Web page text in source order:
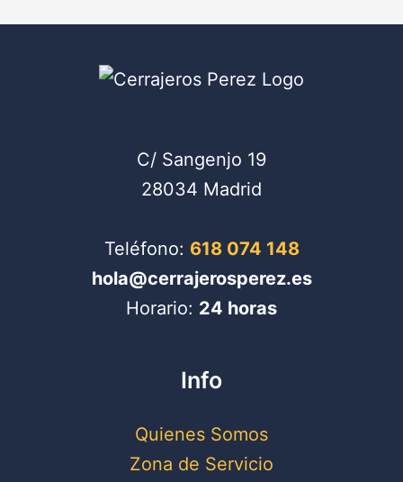
C/ Sangenjo 19
28034 Madrid
Teléfono: 618 074 148
hola@cerrajerosperez.es
Horario: 24 horas
Info
Quienes Somos
Zona de Servicio